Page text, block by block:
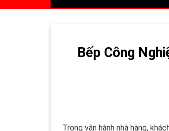
Bếp Công
Trong vận hành nhà hàng,